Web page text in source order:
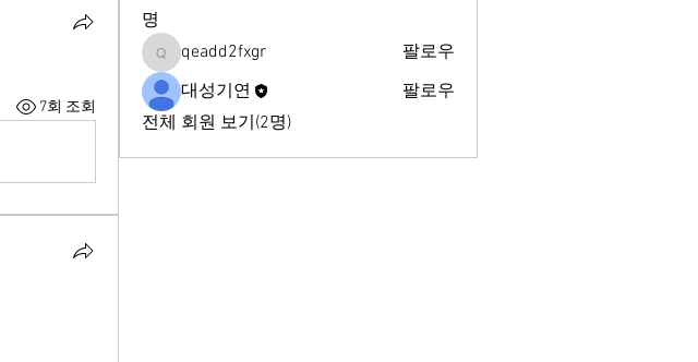
7회 조회
명
qeadd2fxgr
qeadd2fxgr
팔로우
대성기연
팔로우
전체 회원 보기(2명)